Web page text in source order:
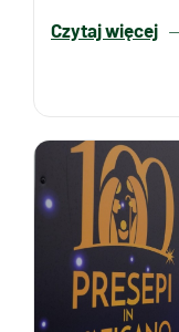
Czytaj więcej